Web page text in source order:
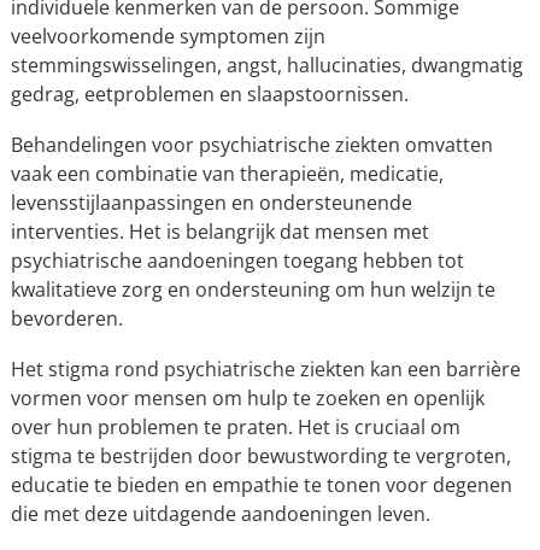
individuele kenmerken van de persoon. Sommige
veelvoorkomende symptomen zijn
stemmingswisselingen, angst, hallucinaties, dwangmatig
gedrag, eetproblemen en slaapstoornissen.
Behandelingen voor psychiatrische ziekten omvatten
vaak een combinatie van therapieën, medicatie,
levensstijlaanpassingen en ondersteunende
interventies. Het is belangrijk dat mensen met
psychiatrische aandoeningen toegang hebben tot
kwalitatieve zorg en ondersteuning om hun welzijn te
bevorderen.
Het stigma rond psychiatrische ziekten kan een barrière
vormen voor mensen om hulp te zoeken en openlijk
over hun problemen te praten. Het is cruciaal om
stigma te bestrijden door bewustwording te vergroten,
educatie te bieden en empathie te tonen voor degenen
die met deze uitdagende aandoeningen leven.